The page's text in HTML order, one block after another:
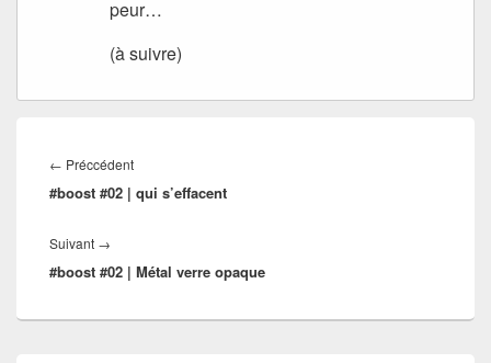
peur…
(à suivre)
de
l’article
← PréccédentArticle
précédent :
#boost #02 | qui s’effacent
Suivant →
suivant :
#boost #02 | Métal verre opaque